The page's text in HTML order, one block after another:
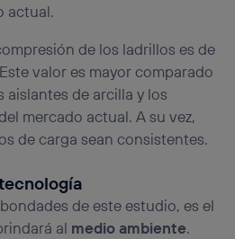
actual.
de los ladrillos es de
valor es mayor comparado
aislantes de arcilla y los
mercado actual. A su vez,
de carga sean consistentes.
de este estudio, es el
al medio ambiente.